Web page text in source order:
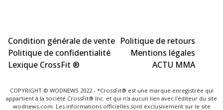
Condition générale de vente Politique de retours
Politique de confidentialité
Mentions légales
Lexique CrossFit ®
ACTU MMA
COPYRIGHT © WODNEWS 2022 - *CrossFit® est une marque enregistrée qui
appartient à la société CrossFit® Inc. et qui n'a aucun lien avec l'éditeur du site
wodnews.com. Les informations officielles sont exclusivement sur le site